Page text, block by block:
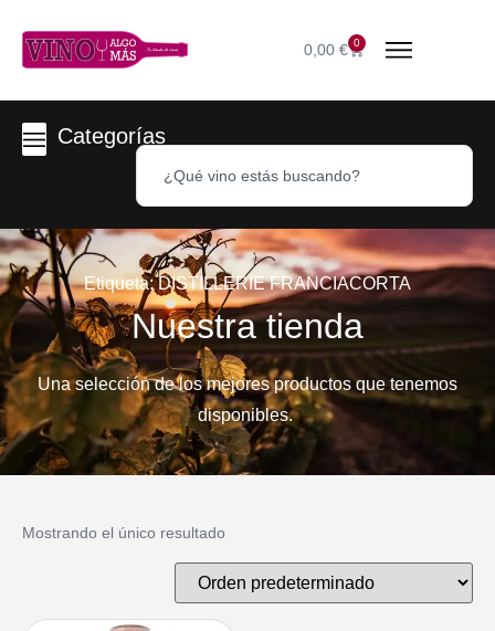
0,00 € 0
Categorías
Etiqueta: DISTILLERIE FRANCIACORTA
Nuestra tienda
Una selección de los mejores productos que tenemos
disponibles.
Mostrando el único resultado